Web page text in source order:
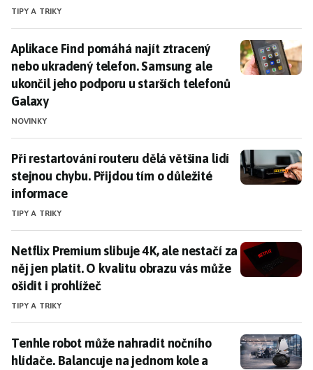
TIPY A TRIKY
Aplikace Find pomáhá najít ztracený nebo ukradený
Aplikace Find pomáhá najít ztracený
nebo ukradený telefon. Samsung ale
ukončil jeho podporu u starších telefonů
Galaxy
NOVINKY
Při restartování routeru dělá většina lidí stejnou
Při restartování routeru dělá většina lidí
stejnou chybu. Přijdou tím o důležité
informace
TIPY A TRIKY
Netflix Premium slibuje 4K, ale nestačí za něj jen
Netflix Premium slibuje 4K, ale nestačí za
něj jen platit. O kvalitu obrazu vás může
ošidit i prohlížeč
TIPY A TRIKY
Tenhle robot může nahradit nočního hlídače.
Tenhle robot může nahradit nočního
hlídače. Balancuje na jednom kole a